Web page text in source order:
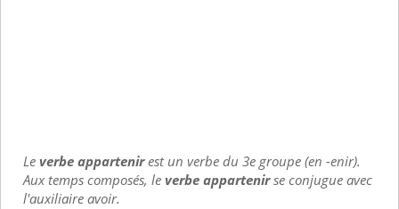
Leverbe appartenirest un verbe du 3e groupe (en -enir).
Aux temps composés, leverbe appartenirse conjugue avec
l'auxiliaire avoir.